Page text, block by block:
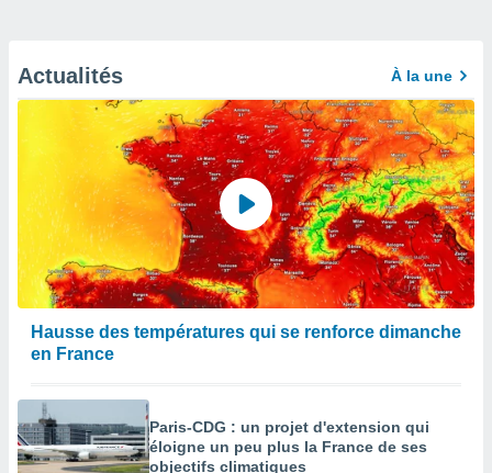
Actualités À la une
Hausse des températures qui se renforce dimanche
en France
Paris-CDG : un projet d'extension qui
éloigne un peu plus la France de ses
objectifs climatiques